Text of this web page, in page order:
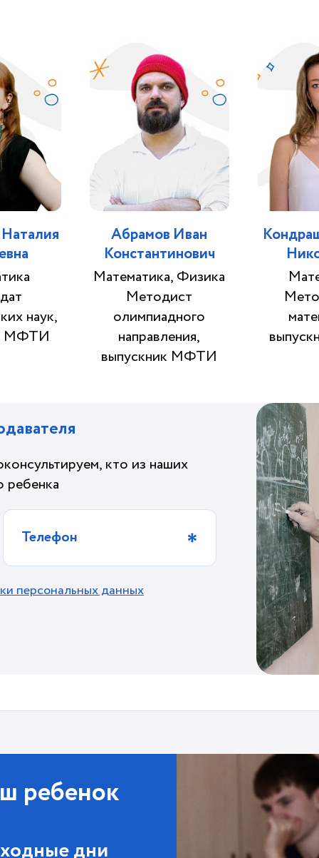
наук,
МФТИ
Абрамов Иван
Константинович
Математика, Физика
Методист
олимпиадного
направления,
выпускник МФТИ
кто из наших
ребенка
Телефон
персональных данных
ребенок
дни